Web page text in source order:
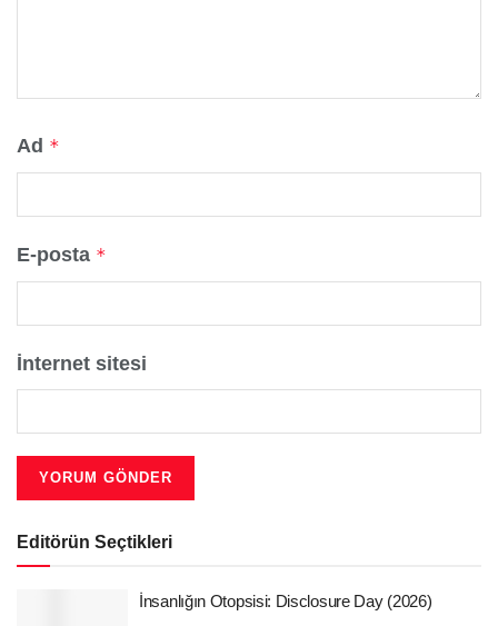
Ad *
E-posta *
İnternet sitesi
Editörün Seçtikleri
İnsanlığın Otopsisi: Disclosure Day (2026)